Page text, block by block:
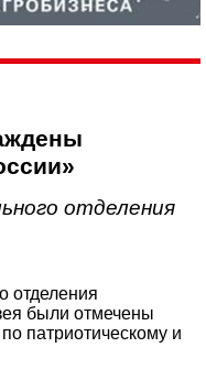
отделения
отделения
были отмечены
патриотическому и